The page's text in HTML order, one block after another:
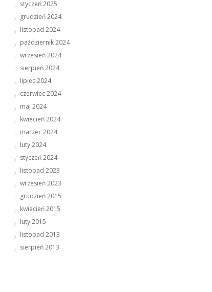
styczeń 2025
grudzień 2024
listopad 2024
październik 2024
wrzesień 2024
sierpień 2024
lipiec 2024
czerwiec 2024
maj 2024
kwiecień 2024
marzec 2024
luty 2024
styczeń 2024
listopad 2023
wrzesień 2023
grudzień 2015
kwiecień 2015
luty 2015
listopad 2013
sierpień 2013